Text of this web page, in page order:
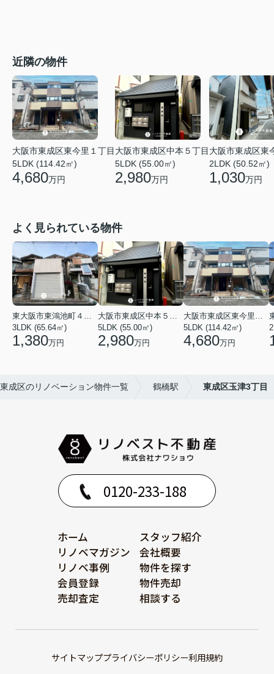
近隣の物件
大阪市東成区東今里１丁目
5LDK (114.42㎡)
4,680万円
大阪市東成区中本５丁目
5LDK (55.00㎡)
2,980万円
大阪市東成区東
2LDK (50.52㎡)
1,030万円
よく見られている物件
3LDK (65.64㎡)
1,380万円
5LDK (55.00㎡)
2,980万円
5LDK (114.42㎡)
4,680万円
成区のリノベーション物件一覧 鶴橋駅 東成区玉津3丁目
0120-233-188
ホーム
スタッフ紹介
リノベマガジン
会社概要
リノベ事例
物件を探す
会員登録
物件売却
売却査定
相談する
サイトマッププライバシーポリシー利用規約